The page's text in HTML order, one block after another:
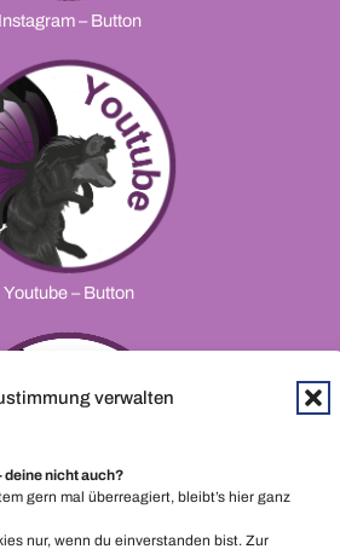
verwalten
deine nicht auch?
gern mal überreagiert, bleibt’s hier ganz
nur, wenn du einverstanden bist. Zur
Instagram – Button
Youtube – Button